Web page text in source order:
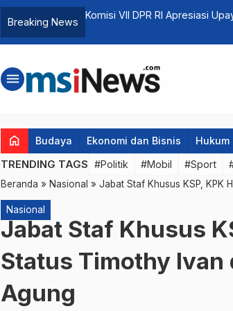
Breaking News
Komisi VII DPR RI Apresiasi
menu
home Budaya Ekonomi dan Bisnis Hukum
TRENDING TAGS #Politik #Mobil #Sport
Beranda » Nasional » Jabat Staf Khusus KSP, KPK
Nasional
Jabat Staf Khusus
Status Timothy Ivan
Agung